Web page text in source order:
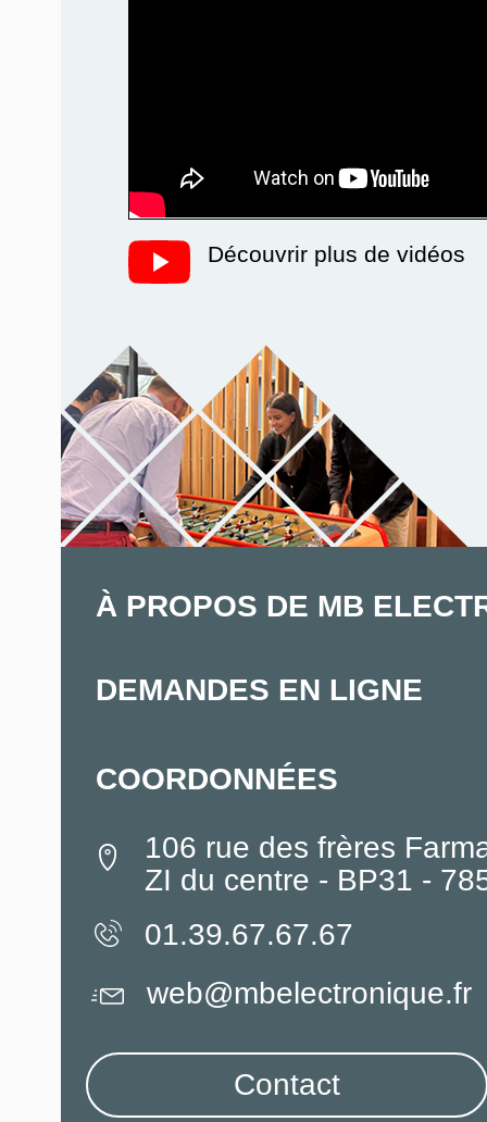
Découvrir plus de vidéos
À PROPOS DE MB
DEMANDES EN LIGNE
COORDONNÉES
106 rue des frères
ZI du centre - BP31 -
01.39.67.67.67
web@mbelectronique.fr
Contact